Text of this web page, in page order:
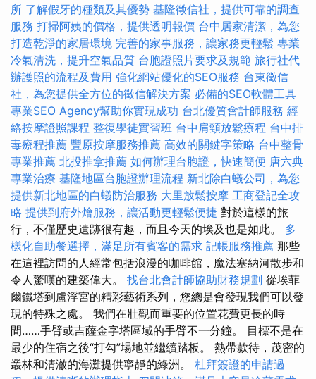
所 了解假牙的種類及其優勢 基隆徵信社，提供可靠的調查
服務 打掃阿姨的價格，提供透明報價 台中居家清潔，為您
打造乾淨的家居環境 完善的家事服務，讓家務更輕鬆 專業
冷氣清洗，提升空氣品質 台胞證照片要求及規範 旅行社代
辦護照的流程及費用 強化網站優化的SEO服務 台東徵信
社，為您提供全方位的徵信解決方案 必備的SEO軟體工具
專業SEO Agency幫助你實現成功 台北優質會計師服務 經
絡按摩證照課程 整復學徒實習班 台中肩頸放鬆療程 台中排
毒療程推薦 豐原按摩服務推薦 高效的關鍵字策略 台中整骨
專業推薦 北投推拿推薦 如何辦理台胞證，快速簡便 唐六典
專業治療 基隆地區台胞證辦理流程 新北除白蟻公司，為您
提供新北地區的白蟻防治服務 大里放鬆按摩 工商登記全攻
略 提供到府外燴服務，讓活動更輕鬆便捷 對於這樣的旅
行，不僅歷史遺跡很有趣，而且今天的埃及也是如此。 多
樣化自助餐選擇，滿足所有賓客的需求 記帳服務推薦 那些
在這裡訪問的人經常包括浪漫的咖啡館，魔法塞納河散步和
令人驚嘆的建築偉大。 找台北會計師協助財務規劃 從埃菲
爾鐵塔到盧浮宮的精彩藝術系列，您總是會發現我們可以發
現的特殊之處。 我們在壯觀而重要的位置花費更長的時
間……手臂或吉薩金字塔區域的手臂不一分鐘。 目標不是在
最少的住宿之後“打勾”場地並繼續踏板。 熱帶款待，茂密的
叢林和清澈的海灘提供寧靜的綠洲。 杜拜簽證的申請過